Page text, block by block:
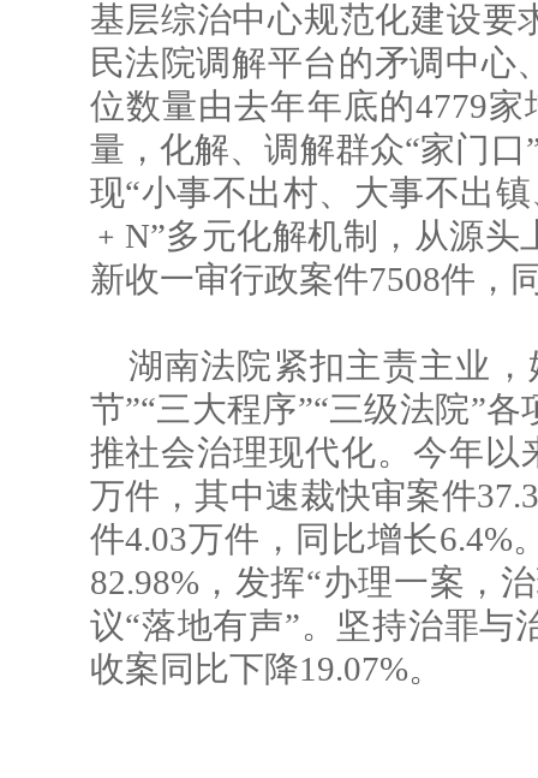
基层综治中心规范化建设要
民法院调解平台的矛调中心
位数量由去年年底的4779
量，化解、调解群众“家门
现“小事不出村、大事不出
﹢N”多元化解机制，从源
新收一审行政案件7508件，
湖南法院紧扣主责主业
节”“三大程序”“三级法院”
推社会治理现代化。今年以
万件，其中速裁快审案件
件4.03万件，同比增长6.4%
82.98%，发挥“办理一案，
议“落地有声”。坚持治罪与
收案同比下降19.07%。